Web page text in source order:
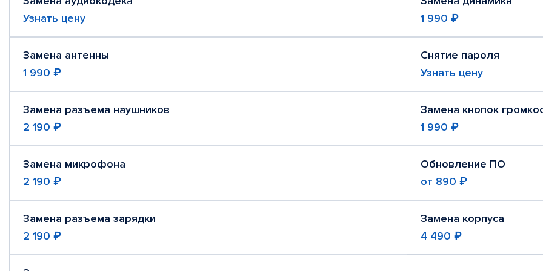
Узнать цену
1 990 ₽
Замена антенны
1 990 ₽
Снятие пароля
Узнать цену
Замена разъема наушников
2 190 ₽
Замена кнопок
1 990 ₽
Замена микрофона
2 190 ₽
Обновление ПО
от 890 ₽
Замена разъема зарядки
2 190 ₽
Замена корпуса
4 490 ₽